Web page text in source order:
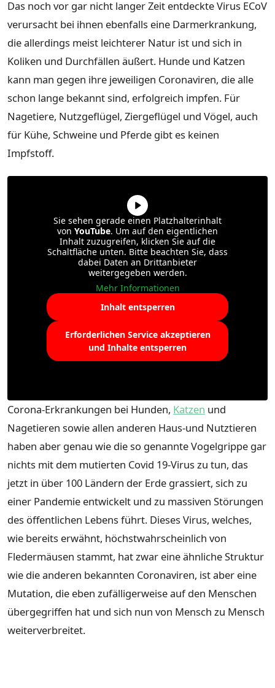
Das noch vor gar nicht langer Zeit entdeckte Virus ECoV
verursacht bei ihnen ebenfalls eine Darmerkrankung,
die allerdings meist leichterer Natur ist und sich in
Koliken und Durchfällen äußert. Hunde und Katzen
kann man gegen ihre jeweiligen Coronaviren, die alle
schon lange bekannt sind, erfolgreich impfen. Für
Nagetiere, Nutzgeflügel, Ziergeflügel und Vögel, auch
für Kühe, Schweine und Pferde gibt es keinen
Impfstoff.
Sie sehen gerade einen Platzhalterinhalt
von YouTube. Um auf den eigentlichen
Inhalt zuzugreifen, klicken Sie auf die
Schaltfläche unten. Bitte beachten Sie, dass
dabei Daten an Drittanbieter
weitergegeben werden.
Mehr Informationen
Inhalt entsperren
Erforderlichen Service akzeptieren
und Inhalte entsperren
Corona-Erkrankungen bei Hunden, Katzen und
Nagetieren sowie allen anderen Haus-und Nutztieren
haben aber genau wie die so genannte Vogelgrippe gar
nichts mit dem mutierten Covid 19-Virus zu tun, das
jetzt in über 100 Ländern der Erde grassiert, sich zu
einer Pandemie entwickelt und zu massiven Störungen
des öffentlichen Lebens führt. Dieses Virus, welches,
wie bereits erwähnt, höchstwahrscheinlich von
Fledermäusen stammt, hat zwar eine ähnliche Struktur
wie die anderen bekannten Coronaviren, ist aber eine
Mutation, die eben zufälligerweise auf den Menschen
übergegriffen hat und sich nun von Mensch zu Mensch
weiterverbreitet.